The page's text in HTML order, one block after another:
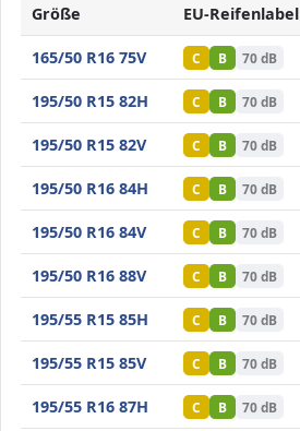
Größe EU-Reifenlabel
Minerva F209
165/50 R16 75V C B 70 dB
Minerva F209
195/50 R15 82H C B 70 dB
Minerva F209
195/50 R15 82V C B 70 dB
Minerva F209
195/50 R16 84H C B 70 dB
Minerva F209
195/50 R16 84V C B 70 dB
Minerva F209
195/50 R16 88V C B 70 dB
Minerva F209
195/55 R15 85H C B 70 dB
Minerva F209
195/55 R15 85V C B 70 dB
Minerva F209
195/55 R16 87H C B 70 dB